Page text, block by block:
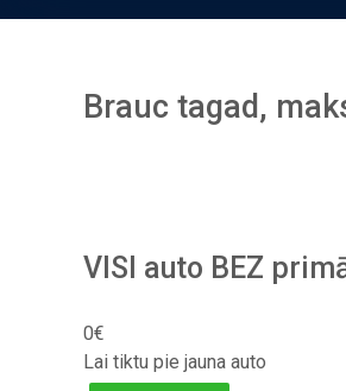
Brauc tagad,
VISI auto BEZ
0€
Lai tiktu pie jauna auto